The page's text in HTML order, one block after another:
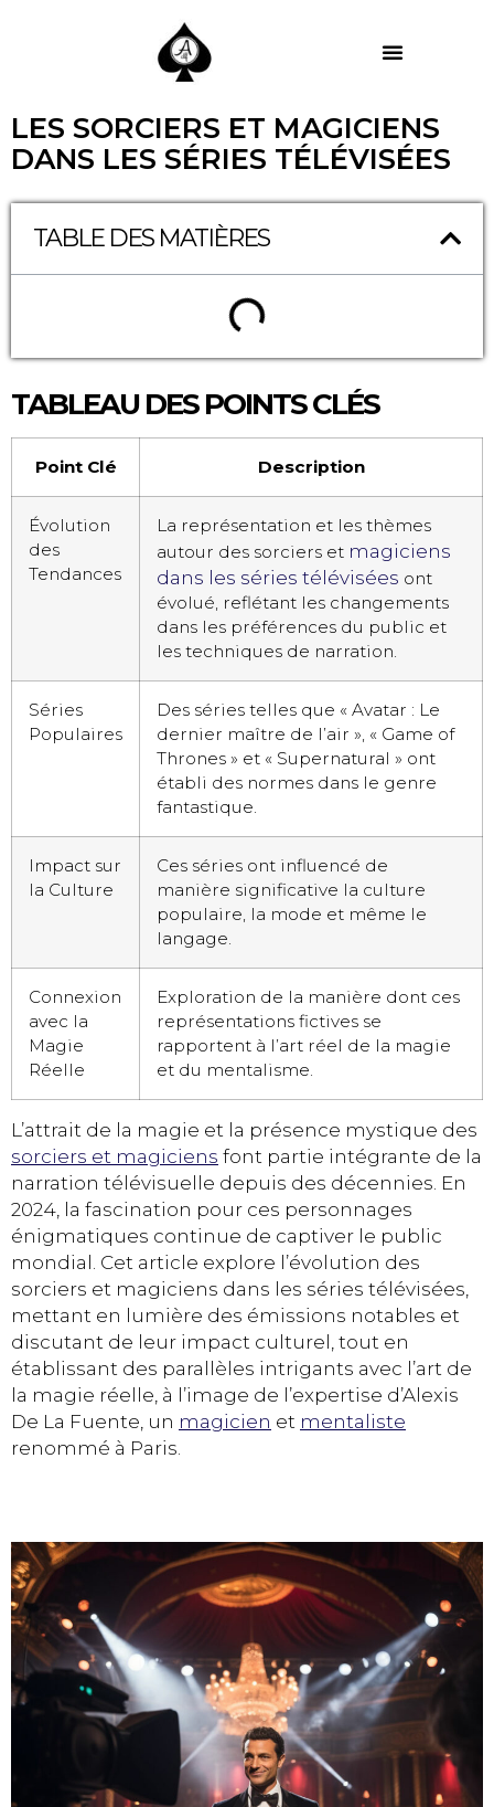
LES SORCIERS ET MAGICIENS
DANS LES SÉRIES TÉLÉVISÉES
TABLE DES MATIÈRES
TABLEAU DES POINTS CLÉS
Point Clé Description
Évolution
des
Tendances
La représentation et les thèmes
autour des sorciers et magiciens
dans les séries télévisées ont
évolué, reflétant les changements
dans les préférences du public et
les techniques de narration.
Séries
Populaires
Des séries telles que « Avatar : Le
dernier maître de l’air », « Game of
Thrones » et « Supernatural » ont
établi des normes dans le genre
fantastique.
Impact sur
la Culture
Ces séries ont influencé de
manière significative la culture
populaire, la mode et même le
langage.
Connexion
avec la
Magie
Réelle
Exploration de la manière dont ces
représentations fictives se
rapportent à l’art réel de la magie
et du mentalisme.
L’attrait de la magie et la présence mystique des
sorciers et magiciens font partie intégrante de la
narration télévisuelle depuis des décennies. En
2024, la fascination pour ces personnages
énigmatiques continue de captiver le public
mondial. Cet article explore l’évolution des
sorciers et magiciens dans les séries télévisées,
mettant en lumière des émissions notables et
discutant de leur impact culturel, tout en
établissant des parallèles intrigants avec l’art de
la magie réelle, à l’image de l’expertise d’Alexis
De La Fuente, un magicien et mentaliste
renommé à Paris.